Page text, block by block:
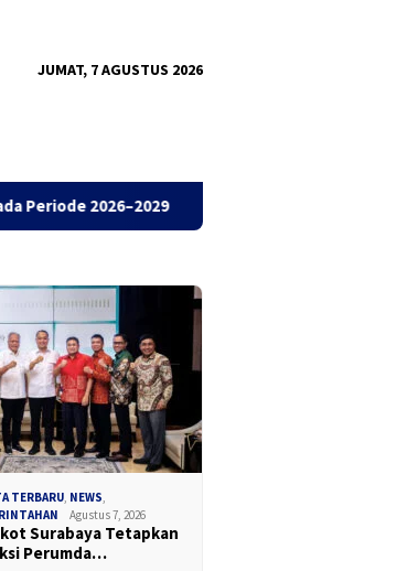
JUMAT, 7 AGUSTUS 2026
Ketua DPC Madas Surabaya Soroti
TERBARU NEWS
Agustus 7, 2026
Surabaya Tetapkan
Perumda…